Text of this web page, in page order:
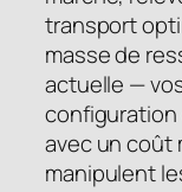
transport
masse de
actuelle —
configuration
avec un coût
manipulent